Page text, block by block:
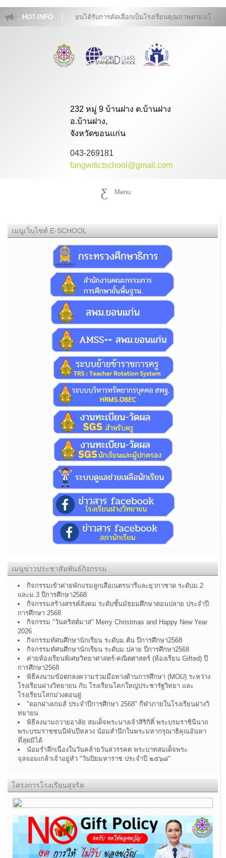
HOT-INFO
โรงเรียนฝางวิทยายนได้รับการคัดเลือกเป็นโรงเรียนคุณภาพตามนโยบา
232 หมู่ 9 บ้านฝาง ต.บ้านฝาง
อ.บ้านฝาง,
จังหวัดขอนแก่น
043-269181
fangwitictschool@gmail.com
Menu
เมนูเว็บไซต์ E-SCHOOL
เมนูข่าวประชาสัมพันธ์กิจกรรม
กิจกรรมเข้าค่ายพักแรมลูกเสือเนตรนารีและยุวกาชาด ระดับม.2
และม.3 ปีการศึกษา2568
กิจกรรมสร้างสรรค์สังคม ระดับชั้นมัธยมศึกษาตอนปลาย ประจำปี
การศึกษา 2568
กิจกรรม "วันคริสต์มาส" Merry Christmas and Happy New Year
2026
กิจกรรมทัศนศึกษานักเรียน ระดับม.ต้น ปีการศึกษา2568
กิจกรรมทัศนศึกษานักเรียน ระดับม.ปลาย ปีการศึกษา2568
ค่ายห้องเรียนพิเศษวิทยาศาสตร์-คณิตศาสตร์ (ห้องเรียน Gifted) ปี
การศึกษา2568
พิธีลงนามข้อตกลงความร่วมมือทางด้านการศึกษา (MOU) ระหว่าง
โรงเรียนฝางวิทยายน กับ โรงเรียนโคกใหญ่ประชารัฐวิทยา และ
โรงเรียนโสกม่วงดอนดู่
"ดอกฝางเกมส์ ประจำปีการศึกษา 2568" กีฬาภายในโรงเรียนฝางวิ
ทยายน
พิธีลงนามถวายอาลัย สมเด็จพระนางเจ้าสิริกิติ์ พระบรมราชินีนาถ
พระบรมราชชนนีพันปีหลวง น้อมสำนึกในพระมหากรุณาธิคุณอันหา
ที่สุดมิได้
น้อมรำลึกเนื่องในวันคล้ายวันสวรรคต พระบาทสมเด็จพระ
จุลจอมเกล้าเจ้าอยู่หัว "วันปิยมหาราช ประจำปี ๒๕๖๘"
โครงการโรงเรียนสุจริต